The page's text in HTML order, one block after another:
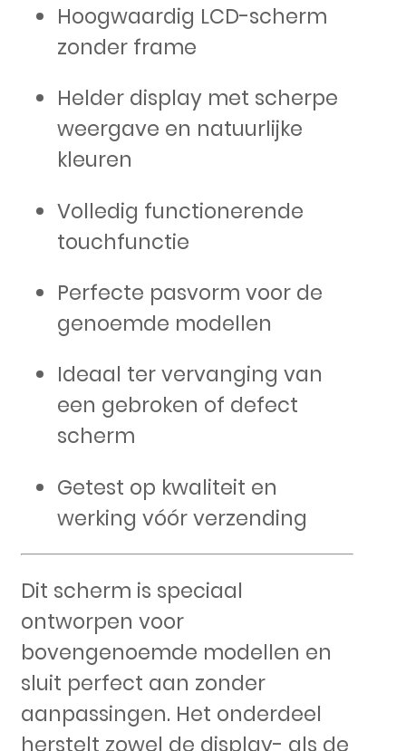
Hoogwaardig LCD-scherm
zonder frame
Helder display met scherpe
weergave en natuurlijke
kleuren
Volledig functionerende
touchfunctie
Perfecte pasvorm voor de
genoemde modellen
Ideaal ter vervanging van
een gebroken of defect
scherm
Getest op kwaliteit en
werking vóór verzending
Dit scherm is speciaal
ontworpen voor
bovengenoemde modellen en
sluit perfect aan zonder
aanpassingen. Het onderdeel
herstelt zowel de display- als de